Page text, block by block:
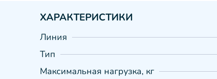
ХАРАКТЕРИСТИКИ
Линия
Тип
Максимальная нагрузка, кг